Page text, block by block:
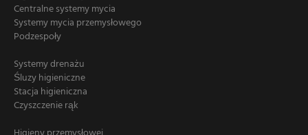
Centralne systemy mycia
Systemy mycia przemysłowego
Podzespoły
Systemy drenażu
Śluzy higieniczne
Stacja higieniczna
Czyszczenie rąk